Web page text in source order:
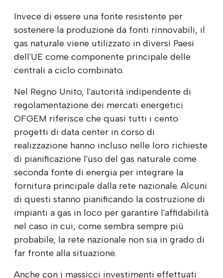
Invece di essere una fonte resistente per
sostenere la produzione da fonti rinnovabili, il
gas naturale viene utilizzato in diversi Paesi
dell'UE come componente principale delle
centrali a ciclo combinato.
Nel Regno Unito, l'autorità indipendente di
regolamentazione dei mercati energetici
OFGEM riferisce che quasi tutti i cento
progetti di data center in corso di
realizzazione hanno incluso nelle loro richieste
di pianificazione l'uso del gas naturale come
seconda fonte di energia per integrare la
fornitura principale dalla rete nazionale. Alcuni
di questi stanno pianificando la costruzione di
impianti a gas in loco per garantire l'affidabilità
nel caso in cui, come sembra sempre più
probabile, la rete nazionale non sia in grado di
far fronte alla situazione.
Anche con i massicci investimenti effettuati